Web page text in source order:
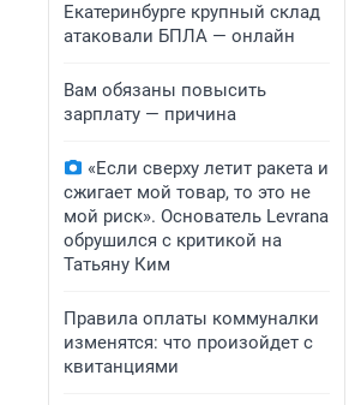
Екатеринбурге крупный склад
атаковали БПЛА — онлайн
Вам обязаны повысить
зарплату — причина
«Если сверху летит ракета и
сжигает мой товар, то это не
мой риск». Основатель Levrana
обрушился с критикой на
Татьяну Ким
Правила оплаты коммуналки
изменятся: что произойдет с
квитанциями